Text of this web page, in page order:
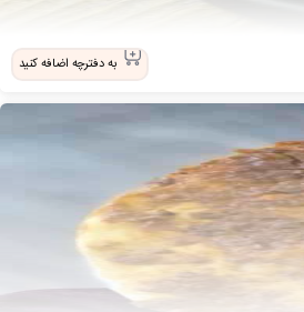
به دفترچه اضافه کنید